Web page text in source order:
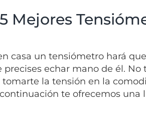
Mejores
casa un tensiómetro hará
precises echar mano de él.
tomarte la tensión en la
te ofrecemos una